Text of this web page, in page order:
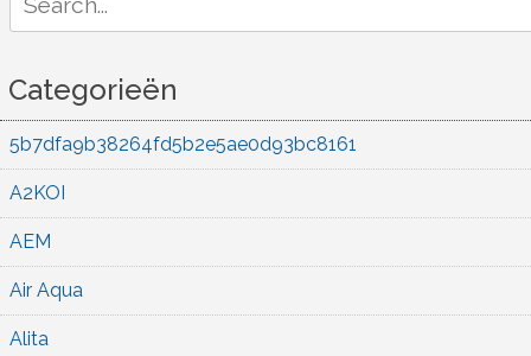
for:
Categorieën
5b7dfa9b38264fd5b2e5ae0d93bc8161
A2KOI
AEM
Air Aqua
Alita